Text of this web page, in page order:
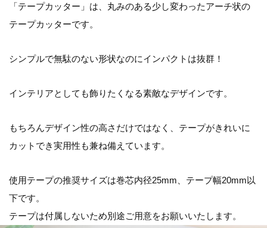
「テープカッター」は、丸みのある少し変わったアーチ状の
テープカッターです。
シンプルで無駄のない形状なのにインパクトは抜群！
インテリアとしても飾りたくなる素敵なデザインです。
もちろんデザイン性の高さだけではなく、テープがきれいに
カットでき実用性も兼ね備えています。
使用テープの推奨サイズは巻芯内径25mm、テープ幅20mm以
下です。
テープは付属しないため別途ご用意をお願いいたします。